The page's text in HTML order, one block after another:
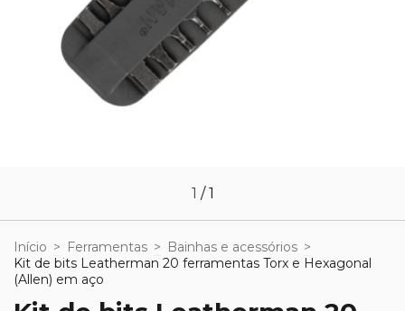
1 /1
Início > Ferramentas > Bainhas e acessórios >
Kit de bits Leatherman 20 ferramentas Torx e Hexagonal
(Allen) em aço